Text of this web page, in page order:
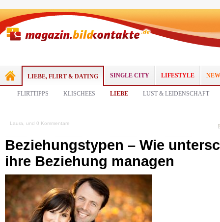
LIEBE, FLIRT & DATING
FLIRTTIPPS KLISCHEES LIEBE LUST & LEIDENSCHAFT
SINGLE CITY LIFESTYLE
Laura, und 0 Kommentare
Beziehungstypen – Wie
ihre Beziehung managen